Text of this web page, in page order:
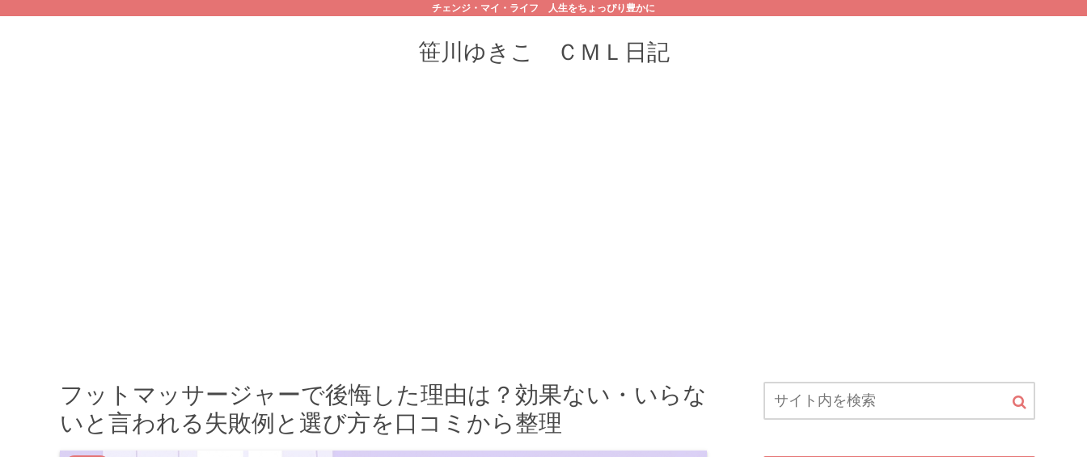
チェンジ・マイ・ライフ 人生をちょっぴり豊かに
笹川ゆきこ ＣＭＬ日記
フットマッサージャーで後悔した理由は？効果ない・いらな
いと言われる失敗例と選び方を口コミから整理